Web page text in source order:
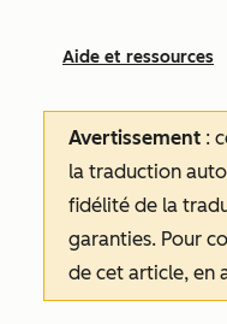
Aide et ressources
Avertissement :
la traduction
fidélité de la
garanties. Pour
de cet article, en